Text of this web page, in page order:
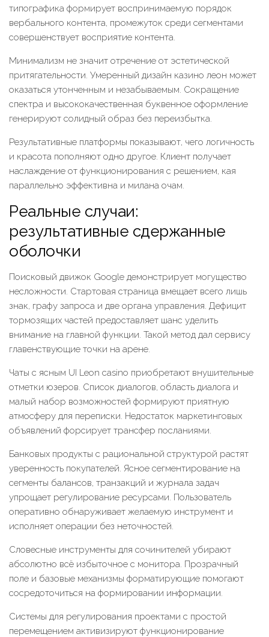
типографика формирует воспринимаемую порядок
вербального контента, промежуток среди сегментами
совершенствует восприятие контента.
Минимализм не значит отречение от эстетической
притягательности. Умеренный дизайн казино леон может
оказаться утонченным и незабываемым. Сокращение
спектра и высококачественная буквенное оформление
генерируют солидный образ без переизбытка.
Результативные платформы показывают, чего логичность
и красота пополняют одно другое. Клиент получает
наслаждение от функционирования с решением, кая
параллельно эффективна и милана очам.
Реальные случаи:
результативные сдержанные
оболочки
Поисковый движок Google демонстрирует могущество
несложности. Стартовая страница вмещает всего лишь
знак, графу запроса и две органа управления. Дефицит
тормозящих частей предоставляет шанс уделить
внимание на главной функции. Такой метод дал сервису
главенствующие точки на арене.
Чаты с ясным UI Leon casino приобретают внушительные
отметки юзеров. Список диалогов, область диалога и
малый набор возможностей формируют приятную
атмосферу для переписки. Недостаток маркетинговых
объявлений форсирует трансфер посланиями.
Банковых продукты с рациональной структурой растят
уверенность покупателей. Ясное сегментирование на
сегменты балансов, транзакций и журнала задач
упрощает регулирование ресурсами. Пользователь
оперативно обнаруживает желаемую инструмент и
исполняет операции без неточностей.
Словесные инструменты для сочинителей убирают
абсолютно всё избыточное с монитора. Прозрачный
поле и базовые механизмы форматирующие помогают
сосредоточиться на формировании информации.
Системы для регулирования проектами с простой
перемещением активизируют функционирование